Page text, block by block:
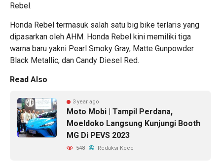
Rebel.
Honda Rebel termasuk salah satu big bike terlaris yang
dipasarkan oleh AHM. Honda Rebel kini memiliki tiga
warna baru yakni Pearl Smoky Gray, Matte Gunpowder
Black Metallic, dan Candy Diesel Red.
Read Also
3 year ago
Moto Mobi | Tampil Perdana,
Moeldoko Langsung Kunjungi Booth
MG Di PEVS 2023
548 Redaksi Kece